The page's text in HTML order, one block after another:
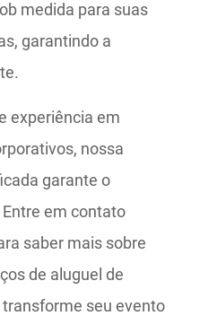
medida para suas
garantindo a
experiência em
nossa
garante o
em contato
saber mais sobre
de aluguel de
seu evento